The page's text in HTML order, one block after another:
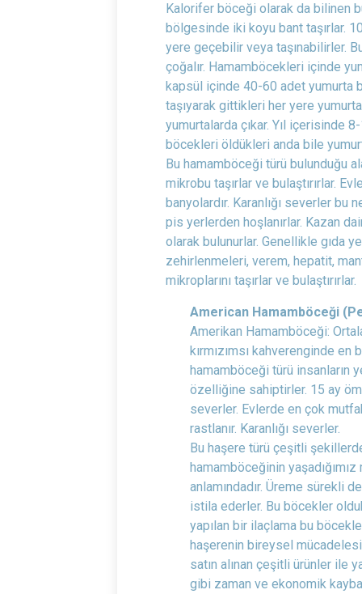
Kalorifer böceği olarak da bilinen
bölgesinde iki koyu bant taşırlar.
yere geçebilir veya taşınabilirler.
çoğalır. Hamamböcekleri içinde
kapsül içinde 40-60 adet yumurta
taşıyarak gittikleri her yere
yumurtalarda çıkar. Yıl içerisinde
böcekleri öldükleri anda bile
Bu hamamböceği türü bulunduğu
mikrobu taşırlar ve bulaştırırlar.
banyolardır. Karanlığı severler bu
pis yerlerden hoşlanırlar. Kazan
olarak bulunurlar. Genellikle gıda
zehirlenmeleri, verem, hepatit,
mikroplarını taşırlar ve bulaştırırlar.
American Hamamböceği
Amerikan Hamamböceği:
kırmızımsı kahverenginde
hamamböceği türü
özelliğine sahiptirler. 15 ay
severler. Evlerde en çok
rastlanır. Karanlığı severler.
Bu haşere türü çeşitli
hamamböceğinin
anlamındadır. Üreme sürekli
istila ederler. Bu böcekler
yapılan bir ilaçlama bu
haşerenin bireysel
satın alınan çeşitli ürünler ile
gibi zaman ve ekonomik